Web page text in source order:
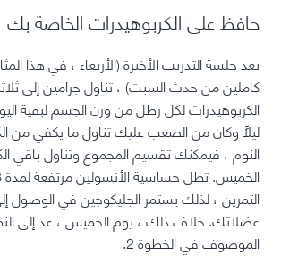
حافظ على الكربوهيدرات الخاصة بك
بعد جلسة التدريب الأخيرة (الأربعاء ، في هذا
كاملين من حدث السبت) ، تناول جرامين إلى
الكربوهيدرات لكل رطل من وزن الجسم لبقية
ليلًا وكان من الصعب عليك تناول ما يكفي من
النوم ، فيمكنك تقسيم المجموع وتناول باقي
التمرين ، لذلك يستمر الجليكوجين في الوصول
عضلاتك. خلاف ذلك ، يوم الخميس ، عد إلى
الموصوف في الخطوة 2.